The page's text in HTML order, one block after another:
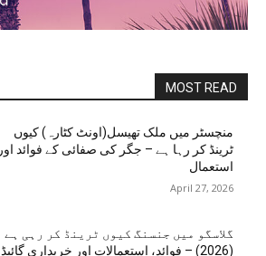
MOST READ
منچسٹر میں ملک تھیسل(اونٹ کٹارہ) کیوں
ٹرینڈ کر رہا ہے – جگر کی صفائی کے فوائد اور
استعمال
April 27, 2026
گلاسگو میں جنسنگ کیوں ٹرینڈ کر رہی ہے
(2026) – فوائد، استعمالات اور خریداری گائیڈ